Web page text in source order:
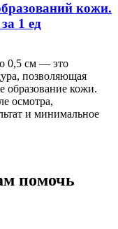
кожи.
1 ед
0,5 см — это
позволяющая
образование кожи.
осмотра,
и минимальное
помочь